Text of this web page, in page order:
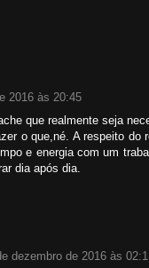
2016 às 20:45
que realmente seja
o que,né. A respeito
e energia com um
dia após dia.
dezembro de 2016 às